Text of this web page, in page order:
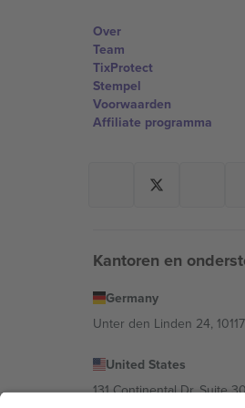
Over
Team
TixProtect
Stempel
Voorwaarden
Affiliate programma
Kantoren en
Germany
Unter den Linden 24,
United States
131 Continental Dr, Suite